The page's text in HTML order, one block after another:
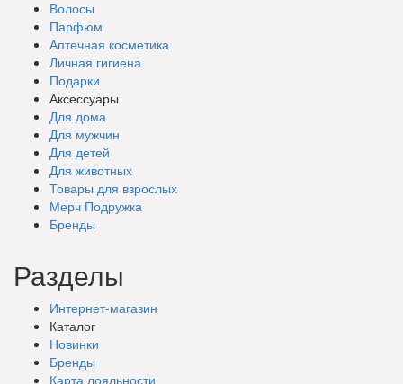
Волосы
Парфюм
Аптечная косметика
Личная гигиена
Подарки
Аксессуары
Для дома
Для мужчин
Для детей
Для животных
Товары для взрослых
Мерч Подружка
Бренды
Разделы
Интернет-магазин
Каталог
Новинки
Бренды
Карта лояльности